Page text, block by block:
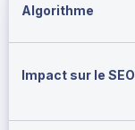
Algorithme
Impact sur le SEO